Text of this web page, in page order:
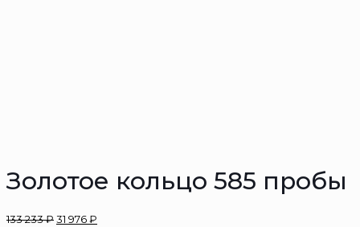
Золотое кольцо 585 пробы
133 233₽31 976₽